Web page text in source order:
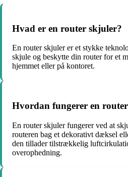
Hvad er en router skjuler?
En router skjuler er et stykke
skjule og beskytte din router for et
hjemmet eller på kontoret.
Hvordan fungerer en
En router skjuler fungerer ved at
routeren bag et dekorativt dæksel
den tillader tilstrækkelig
overophedning.